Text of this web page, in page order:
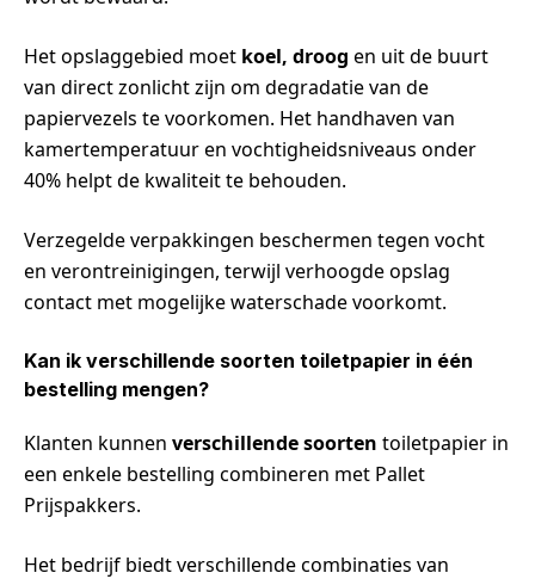
Het opslaggebied moet koel, droog en uit de buurt
van direct zonlicht zijn om degradatie van de
papiervezels te voorkomen. Het handhaven van
kamertemperatuur en vochtigheidsniveaus onder
40% helpt de kwaliteit te behouden.
Verzegelde verpakkingen beschermen tegen vocht
en verontreinigingen, terwijl verhoogde opslag
contact met mogelijke waterschade voorkomt.
Kan ik verschillende soorten toiletpapier in één
bestelling mengen?
Klanten kunnen verschillende soorten toiletpapier in
een enkele bestelling combineren met Pallet
Prijspakkers.
Het bedrijf biedt verschillende combinaties van